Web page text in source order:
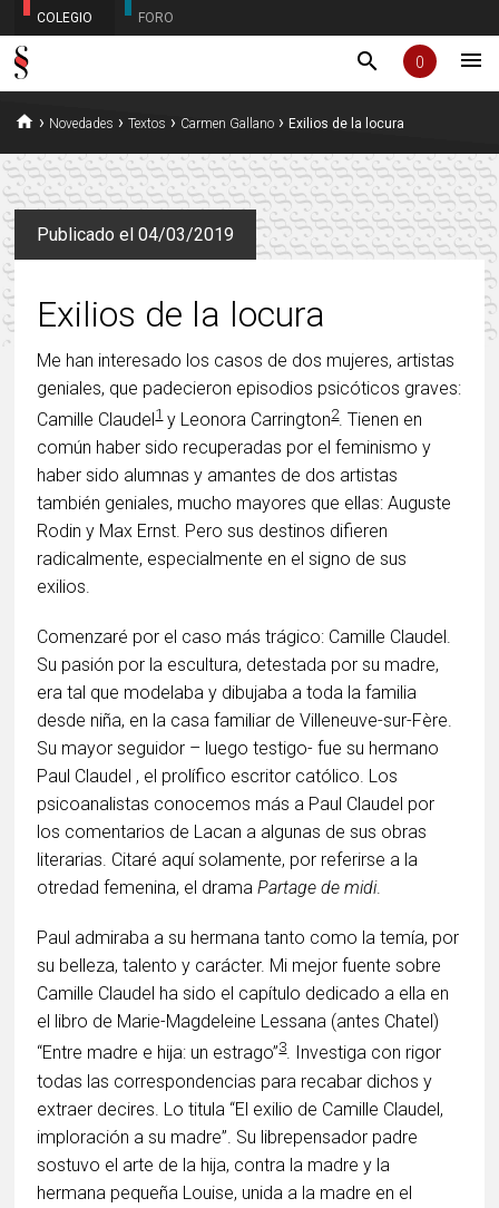
COLEGIO FORO
search 0 menu
home › Novedades ›Textos › Carmen Gallano ›Exilios de la locura
Publicado el 04/03/2019
Exilios de la locura
Me han interesado los casos de dos mujeres, artistas
geniales, que padecieron episodios psicóticos graves:
Camille Claudel1y Leonora Carrington2. Tienen en
común haber sido recuperadas por el feminismo y
haber sido alumnas y amantes de dos artistas
también geniales, mucho mayores que ellas: Auguste
Rodin y Max Ernst. Pero sus destinos difieren
radicalmente, especialmente en el signo de sus
exilios.
Comenzaré por el caso más trágico: Camille Claudel.
Su pasión por la escultura, detestada por su madre,
era tal que modelaba y dibujaba a toda la familia
desde niña, en la casa familiar de Villeneuve-sur-Fère.
Su mayor seguidor – luego testigo- fue su hermano
Paul Claudel , el prolífico escritor católico. Los
psicoanalistas conocemos más a Paul Claudel por
los comentarios de Lacan a algunas de sus obras
literarias. Citaré aquí solamente, por referirse a la
otredad femenina, el dramaPartage de midi.
Paul admiraba a su hermana tanto como la temía, por
su belleza, talento y carácter. Mi mejor fuente sobre
Camille Claudel ha sido el capítulo dedicado a ella en
el libro de Marie-Magdeleine Lessana (antes Chatel)
“Entre madre e hija: un estrago”3. Investiga con rigor
todas las correspondencias para recabar dichos y
extraer decires. Lo titula “El exilio de Camille Claudel,
imploración a su madre”. Su librepensador padre
sostuvo el arte de la hija, contra la madre y la
hermana pequeña Louise, unida a la madre en el